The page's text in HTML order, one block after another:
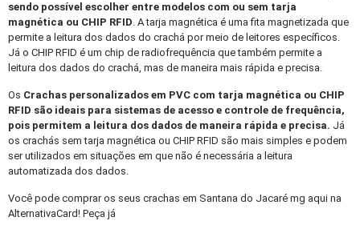
sendo possível escolher entre modelos com ou sem tarja
magnética ou CHIP RFID. A tarja magnética é uma fita magnetizada que
permite a leitura dos dados do crachá por meio de leitores específicos.
Já o CHIP RFID é um chip de radiofrequência que também permite a
leitura dos dados do crachá, mas de maneira mais rápida e precisa.
Os Crachas personalizados em PVC com tarja magnética ou CHIP
RFID são ideais para sistemas de acesso e controle de frequência,
pois permitem a leitura dos dados de maneira rápida e precisa. Já
os crachás sem tarja magnética ou CHIP RFID são mais simples e podem
ser utilizados em situações em que não é necessária a leitura
automatizada dos dados.
Você pode comprar os seus crachas em Santana do Jacaré mg aqui na
AlternativaCard! Peça já